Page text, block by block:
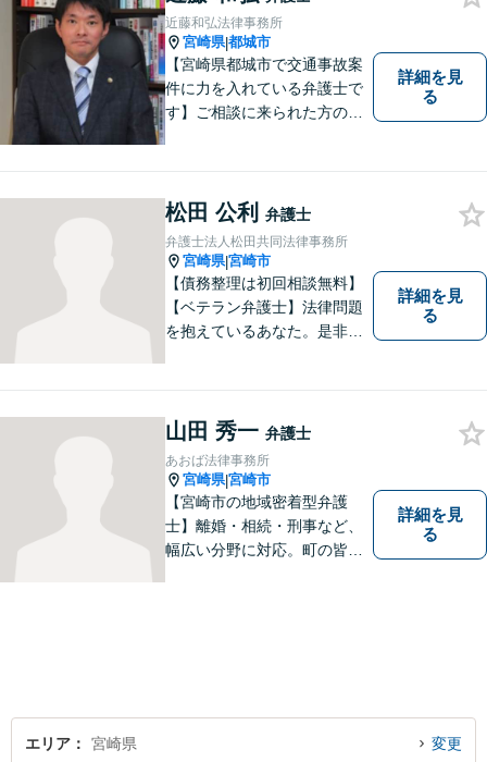
近藤和弘法律事務所
宮崎県|都城市
【宮崎県都城市で交通事故案
件に力を入れている弁護士で
す】ご相談に来られた方の話
は，依頼者が希望されるベス
トな解決に至るよう最善を尽
くします。お気軽にご相談く
ださい。
詳細を見
る
松田 公利 弁護士
弁護士法人松田共同法律事務所
宮崎県|宮崎市
【債務整理は初回相談無料】
【ベテラン弁護士】法律問題
を抱えているあなた。是非一
詳細を見
る
山田 秀一 弁護士
あおば法律事務所
宮崎県|宮崎市
【宮崎市の地域密着型弁護
士】離婚・相続・刑事など、
幅広い分野に対応。町の皆様
詳細を見
る
エリア 宮崎県 変更